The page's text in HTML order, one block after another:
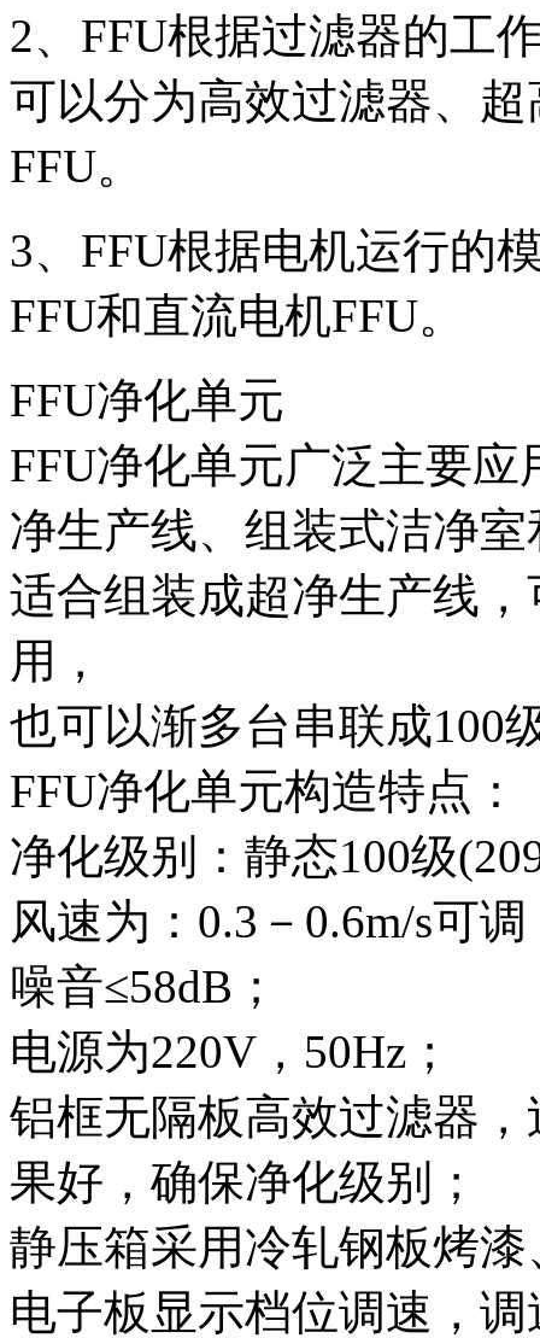
2、FFU根据过滤器的工
可以分为高效过滤器、
FFU。
3、FFU根据电机运行的
FFU和直流电机FFU。
FFU净化单元
FFU净化单元广泛主要应
净生产线、组装式洁净
适合组装成超净生产线
用，
也可以渐多台串联成100
FFU净化单元构造特点：
净化级别：静态100级
风速为：0.3－0.6m/s可
噪音≤58dB；
电源为220V，50Hz；
铝框无隔板高效过滤器
果好，确保净化级别；
静压箱采用冷轧钢板烤
电子板显示档位调速，